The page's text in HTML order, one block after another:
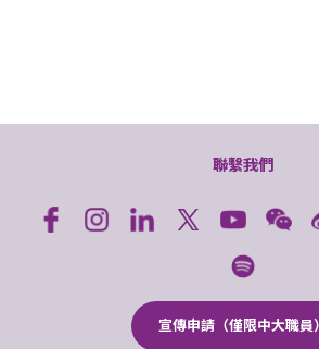
聯繫我們
宣傳申請（僅限中大職員）